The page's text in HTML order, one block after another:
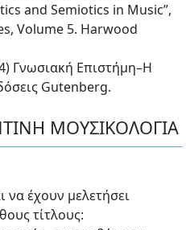
and Semiotics in Music”,
Volume 5. Harwood
Γνωσιακή Επιστήμη–Η
Gutenberg.
ΜΟΥΣΙΚΟΛΟΓΙΑ
έχουν μελετήσει
τίτλους: